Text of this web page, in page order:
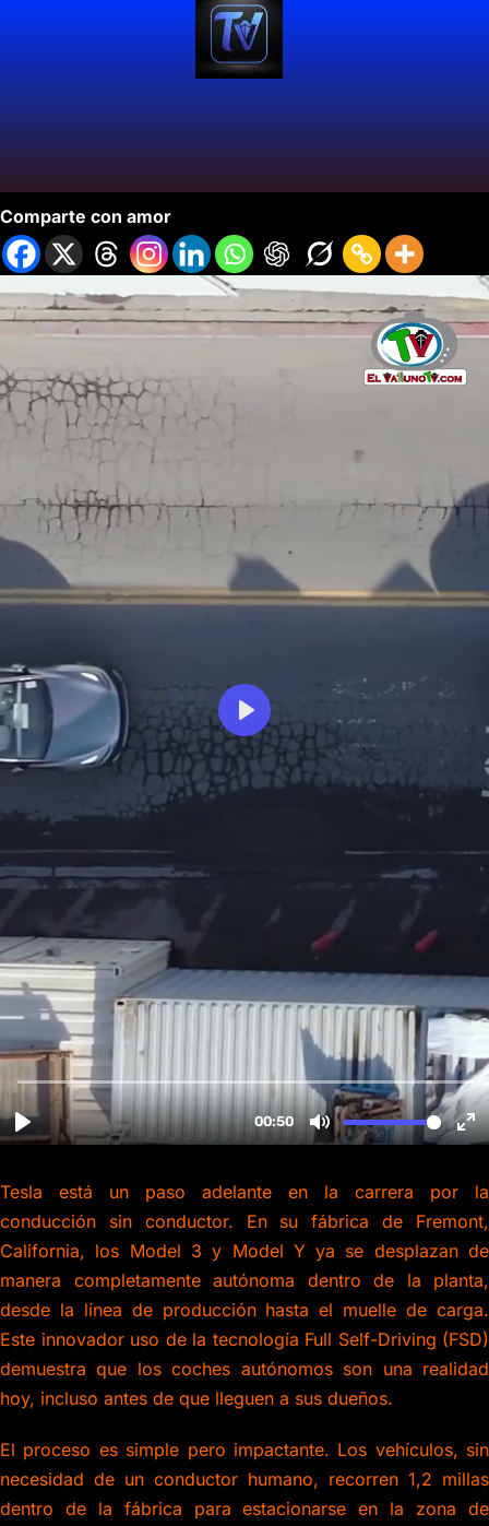
Comparte con amor
Tesla está un paso adelante en la carrera por la
conducción sin conductor. En su fábrica de Fremont,
California, los Model 3 y Model Y ya se desplazan de
manera completamente autónoma dentro de la planta,
desde la línea de producción hasta el muelle de carga.
Este innovador uso de la tecnología Full Self-Driving (FSD)
demuestra que los coches autónomos son una realidad
hoy, incluso antes de que lleguen a sus dueños.
El proceso es simple pero impactante. Los vehículos, sin
necesidad de un conductor humano, recorren 1,2 millas
dentro de la fábrica para estacionarse en la zona de